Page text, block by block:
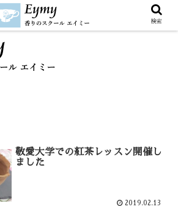
敬愛大学での紅茶レッスン開催し
ました
2019.02.13
検索